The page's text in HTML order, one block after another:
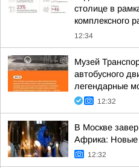
столице в
комплексного
12:34
Музей
автобусного
легендарные
12:32
В Москве
Африка:
12:32